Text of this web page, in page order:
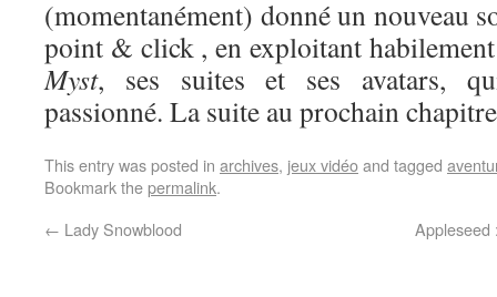
(momentanément) donné un nouveau
point & click , en exploitant
Myst, ses suites et ses avatars,
passionné. La suite au prochain
This entry was posted in archives, jeux vidéoand tagged
Bookmark thepermalink.
← Lady Snowblood Appleseed